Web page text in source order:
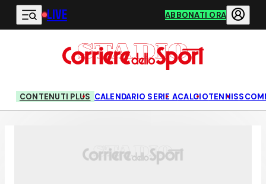
Vai al contenuto principale
LIVE ABBONATI ORA
CONTENUTI PLUS CALENDARIO SERIE ACALCIOTENNIS